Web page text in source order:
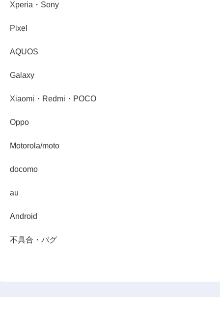
Xperia・Sony
Pixel
AQUOS
Galaxy
Xiaomi・Redmi・POCO
Oppo
Motorola/moto
docomo
au
Android
不具合・バグ